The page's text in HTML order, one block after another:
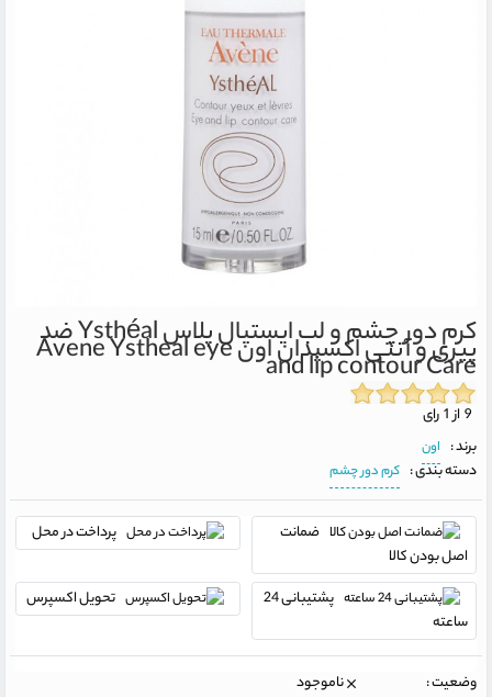
کرم دور چشم و لب ایستیال پلاس Ysthéal ضد پیری و آنتی اکسیدان اونAvene Ystheal eye and lip contour Care
برند : اون
دسته بندی : کرم دور چشم
ضمانت
اصل بودن کالا
پرداخت در محل
پشتیبانی 24
ساعته
تحویل اکسپرس
وضعیت : ناموجود